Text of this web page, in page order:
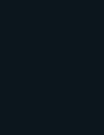
in de gevormde delen,
cm.
schijf, begrensd door
som van de
het ondervlak met de
inhoud van een schijf,
vlakken, wordt op
als gemiddelde dikte
tussen het boven- en
van het
genomen; ter
voor al de schijven de
lijn die gaat door een